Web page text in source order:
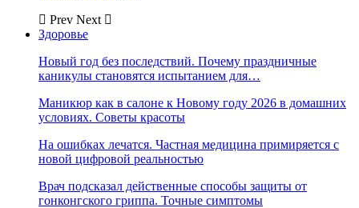
Prev Next
Здоровье
Новый год без последствий. Почему праздничные
каникулы становятся испытанием для…
Маникюр как в салоне к Новому году 2026 в домашних
условиях. Советы красоты
На ошибках лечатся. Частная медицина примиряется с
новой цифровой реальностью
Врач подсказал действенные способы защиты от
гонконгского гриппа. Точные симптомы